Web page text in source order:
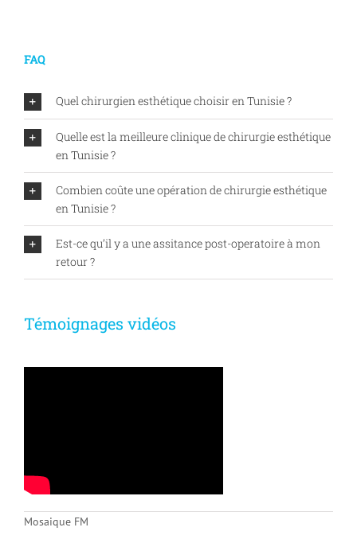
FAQ
Quel chirurgien esthétique choisir en Tunisie ?
Quelle est la meilleure clinique de chirurgie esthétique
en Tunisie ?
Combien coûte une opération de chirurgie esthétique
en Tunisie ?
Est-ce qu’il y a une assitance post-operatoire à mon
retour ?
Témoignages vidéos
Mosaique FM